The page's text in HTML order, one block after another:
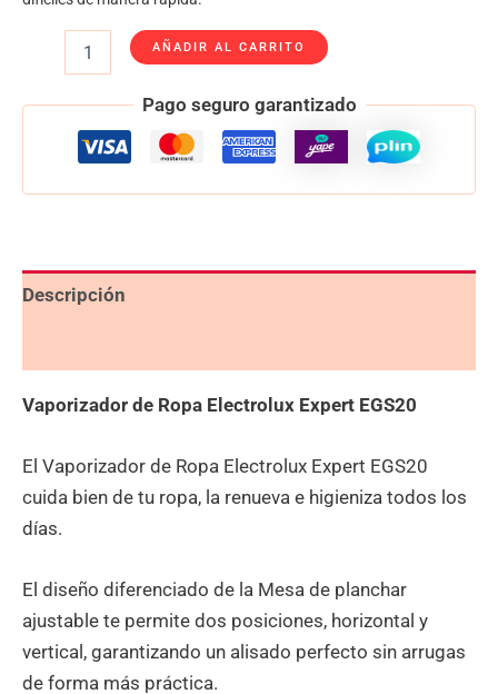
AÑADIR AL CARRITO
Pago seguro garantizado
Descripción
Vaporizador de Ropa Electrolux Expert EGS20
El Vaporizador de Ropa Electrolux Expert EGS20
cuida bien de tu ropa, la renueva e higieniza todos los
días.
El diseño diferenciado de la Mesa de planchar
ajustable te permite dos posiciones, horizontal y
vertical, garantizando un alisado perfecto sin arrugas
de forma más práctica.